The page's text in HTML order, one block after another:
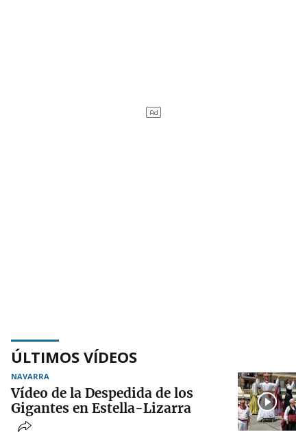
ÚLTIMOS VÍDEOS
NAVARRA
Vídeo de la Despedida de los
Gigantes en Estella-Lizarra